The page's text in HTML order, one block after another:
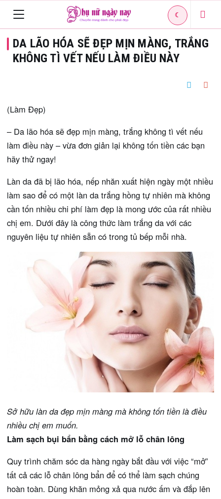
navigation
☾
DA LÃO HÓA SẼ ĐẸP MỊN MÀNG, TRẮNG
KHÔNG TÌ VẾT NẾU LÀM ĐIỀU NÀY
(Làm Đẹp)
– Da lão hóa sẽ đẹp mịn màng, trắng không tì vết nếu
làm điều này – vừa đơn giản lại không tốn tiền các bạn
hãy thử ngay!
Làn da đã bị lão hóa, nếp nhăn xuất hiện ngày một nhiều
làm sao để có một làn da trắng hồng tự nhiên mà không
cần tốn nhiều chi phí làm đẹp là mong ước của rất nhiều
chị em. Dưới đây là công thức làm trắng da với các
nguyên liệu tự nhiên sẵn có trong tủ bếp mỗi nhà.
Sở hữu làn da đẹp mịn màng mà không tốn tiền là điều
nhiều chị em muốn.
Làm sạch bụi bẩn bằng cách mở lỗ chân lông
Quy trình chăm sóc da hàng ngày bắt đầu với việc “mở”
tất cả các lỗ chân lông bẩn để có thể làm sạch chúng
hoàn toàn. Dùng khăn mỏng xả qua nước ấm và đắp lên